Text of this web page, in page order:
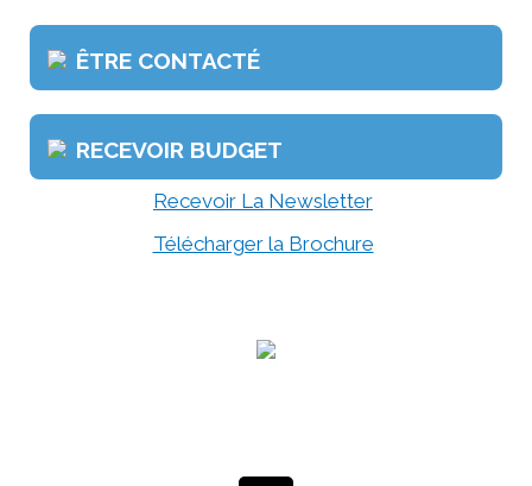
ÊTRE CONTACTÉ
RECEVOIR BUDGET
Recevoir La Newsletter
Télécharger la Brochure